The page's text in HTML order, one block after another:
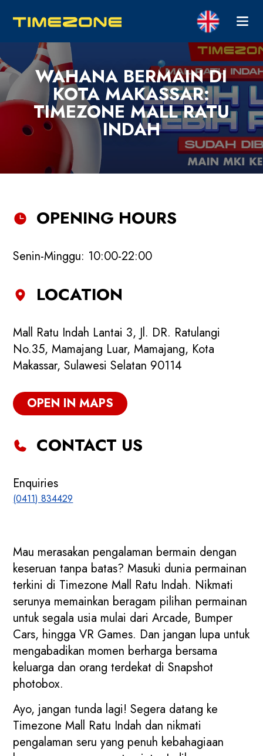
WAHANA BERMAIN DI
KOTA MAKASSAR:
TIMEZONE MALL RATU
INDAH
OPENING HOURS
Senin-Minggu: 10:00-22:00
LOCATION
Mall Ratu Indah Lantai 3, Jl. DR. Ratulangi
No.35, Mamajang Luar, Mamajang, Kota
Makassar, Sulawesi Selatan 90114
OPEN IN MAPS
CONTACT US
Enquiries
(0411) 834429
Mau merasakan pengalaman bermain dengan
keseruan tanpa batas? Masuki dunia permainan
terkini di Timezone Mall Ratu Indah. Nikmati
serunya memainkan beragam pilihan permainan
untuk segala usia mulai dari Arcade, Bumper
Cars, hingga VR Games. Dan jangan lupa untuk
mengabadikan momen berharga bersama
keluarga dan orang terdekat di Snapshot
photobox.
Ayo, jangan tunda lagi! Segera datang ke
Timezone Mall Ratu Indah dan nikmati
pengalaman seru yang penuh kebahagiaan